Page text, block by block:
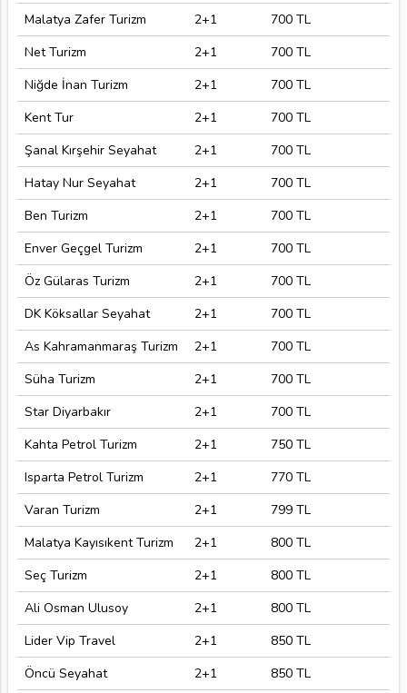
Malatya Zafer Turizm
2+1
700 TL
Net Turizm
2+1
700 TL
Niğde İnan Turizm
2+1
700 TL
Kent Tur
2+1
700 TL
Şanal Kırşehir Seyahat
2+1
700 TL
Hatay Nur Seyahat
2+1
700 TL
Ben Turizm
2+1
700 TL
Enver Geçgel Turizm
2+1
700 TL
Öz Gülaras Turizm
2+1
700 TL
DK Köksallar Seyahat
2+1
700 TL
As Kahramanmaraş Turizm
2+1
700 TL
Süha Turizm
2+1
700 TL
Star Diyarbakır
2+1
700 TL
Kahta Petrol Turizm
2+1
750 TL
Isparta Petrol Turizm
2+1
770 TL
Varan Turizm
2+1
799 TL
Malatya Kayısıkent Turizm
2+1
800 TL
Seç Turizm
2+1
800 TL
Ali Osman Ulusoy
2+1
800 TL
Lider Vip Travel
2+1
850 TL
Öncü Seyahat
2+1
850 TL